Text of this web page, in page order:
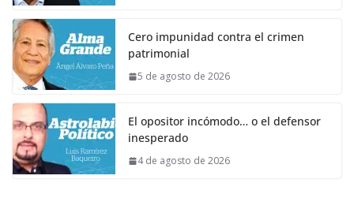
Cero impunidad contra el crimen
patrimonial
5 de agosto de 2026
El opositor incómodo… o el defensor
inesperado
4 de agosto de 2026